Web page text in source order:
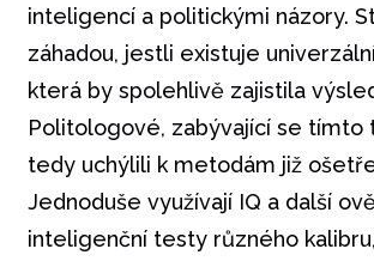
inteligencí a politickými názory.
záhadou, jestli existuje
která by spolehlivě zajistila
Politologové, zabývající se tímto
tedy uchýlili k metodám již
Jednoduše využívají IQ a další
inteligenční testy různého